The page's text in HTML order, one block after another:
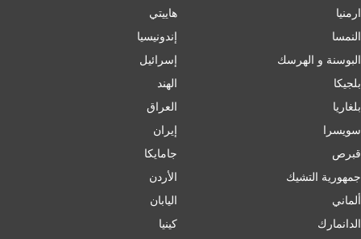
ارمنیا
النمسا
البوسنة و الهرسك
بلجيكا
بلغاریا
سويسرا
قبرص
جمهورية التشيك
ألماني
الدانمارك
هاييتي
إندونيسيا
إسرائیل
الهند
العراق
إيران
جامايكا
الأردن
اليابان
كينيا